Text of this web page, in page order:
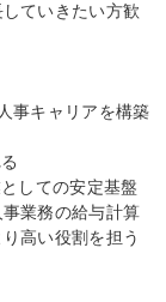
ていきたい方歓
事キャリアを構築
事業務の給与計算
高い役割を担う